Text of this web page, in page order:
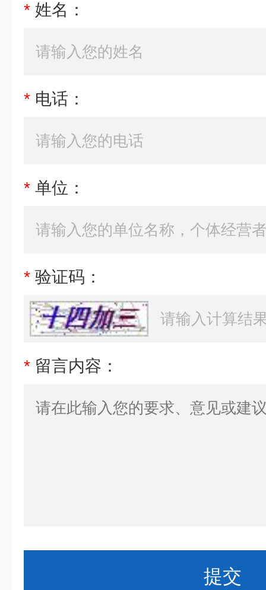
* 姓名：
* 电话：
* 单位：
* 验证码：
* 留言内容：